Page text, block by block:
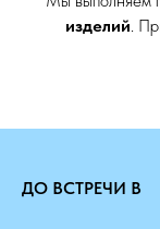
изделий.
ДО ВСТРЕЧИ В